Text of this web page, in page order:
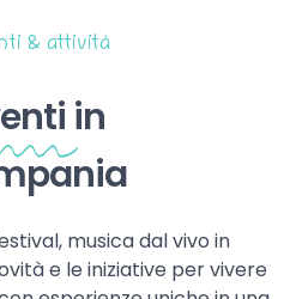
& attività
in
musica dal vivo in
e le iniziative per vivere